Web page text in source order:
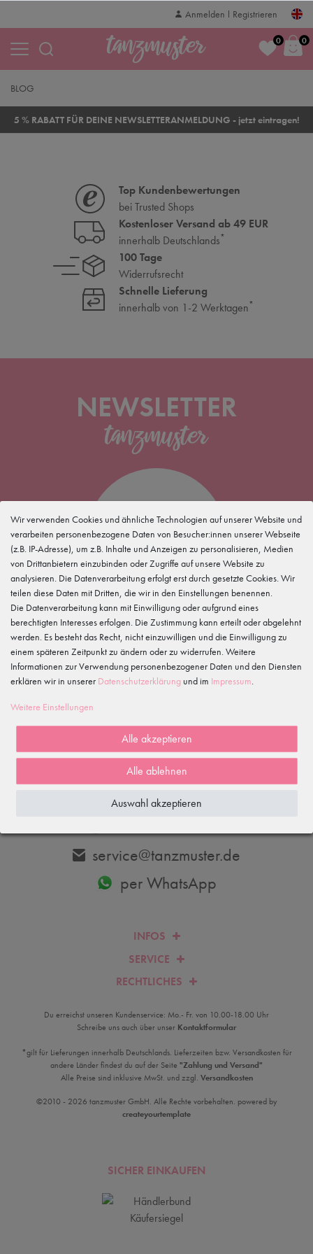
Anmelden Registrieren
0 0
BLOG
5 % RABATT FÜR DEINE NEWSLETTERANMELDUNG - jetzt eintragen!
Top Kundenbewertungen
bei Trusted Shops
Kostenloser Versand ab 49 EUR
innerhalb Deutschlands*
100 Tage
Widerrufsrecht
Schnelle Lieferung
innerhalb von 1-2 Werktagen*
NEWSLETTER
5 %
für Deine
Newsletteranmeldung
Meine Einwilligung kann ich jederzeit widerrufen.
INFOS
SERVICE
RECHTLICHES
DU HAST FRAGEN? WIR HELFEN DIR GERNE WEITER.
service@tanzmuster.de
per WhatsApp
Du erreichst unseren Kundenservice: Mo.- Fr. von 10.00-18.00 Uhr
Schreibe uns auch über unser Kontaktformular
*gilt für Lieferungen innerhalb Deutschlands. Lieferzeiten bzw. Versandkosten für
andere Länder findest du auf der Seite "Zahlung und Versand"
Alle Preise sind inklusive MwSt. und zzgl. Versandkosten
©2010 - 2026 tanzmuster GmbH. Alle Rechte vorbehalten. powered by
createyourtemplate
SICHER EINKAUFEN
Wir verwenden Cookies und ähnliche Technologien auf unserer Website und
verarbeiten personenbezogene Daten von Besucher:innen unserer Webseite
(z.B. IP-Adresse), um z.B. Inhalte und Anzeigen zu personalisieren, Medien
von Drittanbietern einzubinden oder Zugriffe auf unsere Website zu
analysieren. Die Datenverarbeitung erfolgt erst durch gesetzte Cookies. Wir
teilen diese Daten mit Dritten, die wir in den Einstellungen benennen.
Die Datenverarbeitung kann mit Einwilligung oder aufgrund eines
berechtigten Interesses erfolgen. Die Zustimmung kann erteilt oder abgelehnt
werden. Es besteht das Recht, nicht einzuwilligen und die Einwilligung zu
einem späteren Zeitpunkt zu ändern oder zu widerrufen. Weitere
Informationen zur Verwendung personenbezogener Daten und den Diensten
erklären wir in unserer Daten­schutz­erklärung und im Impressum.
Weitere Einstellungen
Alle akzeptieren
Alle ablehnen
Auswahl akzeptieren